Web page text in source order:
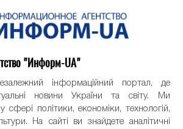
"Информ-UA"
інформаційний портал, де
новини України та світу. Ми
сфері політики, економіки, технологій,
На сайті ви знайдете аналітичні